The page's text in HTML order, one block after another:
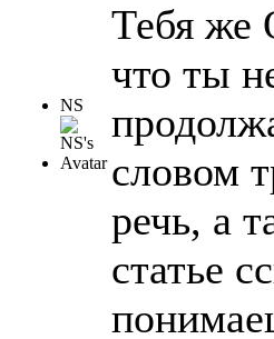
NS
Тебя же
что ты
словом
речь, а
статье